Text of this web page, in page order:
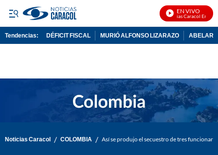
EN VIVO
Noticias Caracol En Vivo
Tendencias: DÉFICIT FISCAL MURIÓ ALFONSO LIZARAZO
Noticias Caracol / COLOMBIA / Así se produjo el secuestro de tres